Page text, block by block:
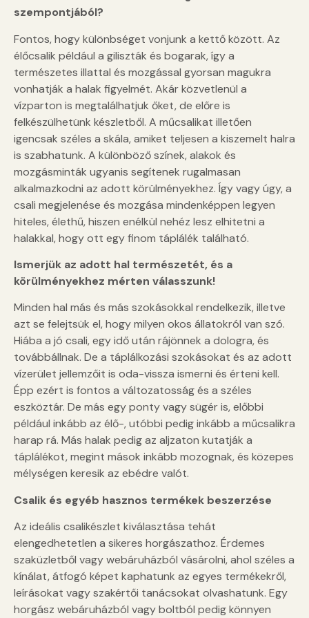
szempontjából?
Fontos, hogy különbséget vonjunk a kettő között. Az
élőcsalik például a giliszták és bogarak, így a
természetes illattal és mozgással gyorsan magukra
vonhatják a halak figyelmét. Akár közvetlenül a
vízparton is megtalálhatjuk őket, de előre is
felkészülhetünk készletből. A műcsalikat illetően
igencsak széles a skála, amiket teljesen a kiszemelt halra
is szabhatunk. A különböző színek, alakok és
mozgásminták ugyanis segítenek rugalmasan
alkalmazkodni az adott körülményekhez. Így vagy úgy, a
csali megjelenése és mozgása mindenképpen legyen
hiteles, élethű, hiszen enélkül nehéz lesz elhitetni a
halakkal, hogy ott egy finom táplálék található.
Ismerjük az adott hal természetét, és a
körülményekhez mérten válasszunk!
Minden hal más és más szokásokkal rendelkezik, illetve
azt se felejtsük el, hogy milyen okos állatokról van szó.
Hiába a jó csali, egy idő után rájönnek a dologra, és
továbbállnak. De a táplálkozási szokásokat és az adott
vízerület jellemzőit is oda-vissza ismerni és érteni kell.
Épp ezért is fontos a változatosság és a széles
eszköztár. De más egy ponty vagy sügér is, előbbi
például inkább az élő-, utóbbi pedig inkább a műcsalikra
harap rá. Más halak pedig az aljzaton kutatják a
táplálékot, megint mások inkább mozognak, és közepes
mélységen keresik az ebédre valót.
Csalik és egyéb hasznos termékek beszerzése
Az ideális csalikészlet kiválasztása tehát
elengedhetetlen a sikeres horgászathoz. Érdemes
szaküzletből vagy webáruházból vásárolni, ahol széles a
kínálat, átfogó képet kaphatunk az egyes termékekről,
leírásokat vagy szakértői tanácsokat olvashatunk. Egy
horgász webáruházból vagy boltból pedig könnyen